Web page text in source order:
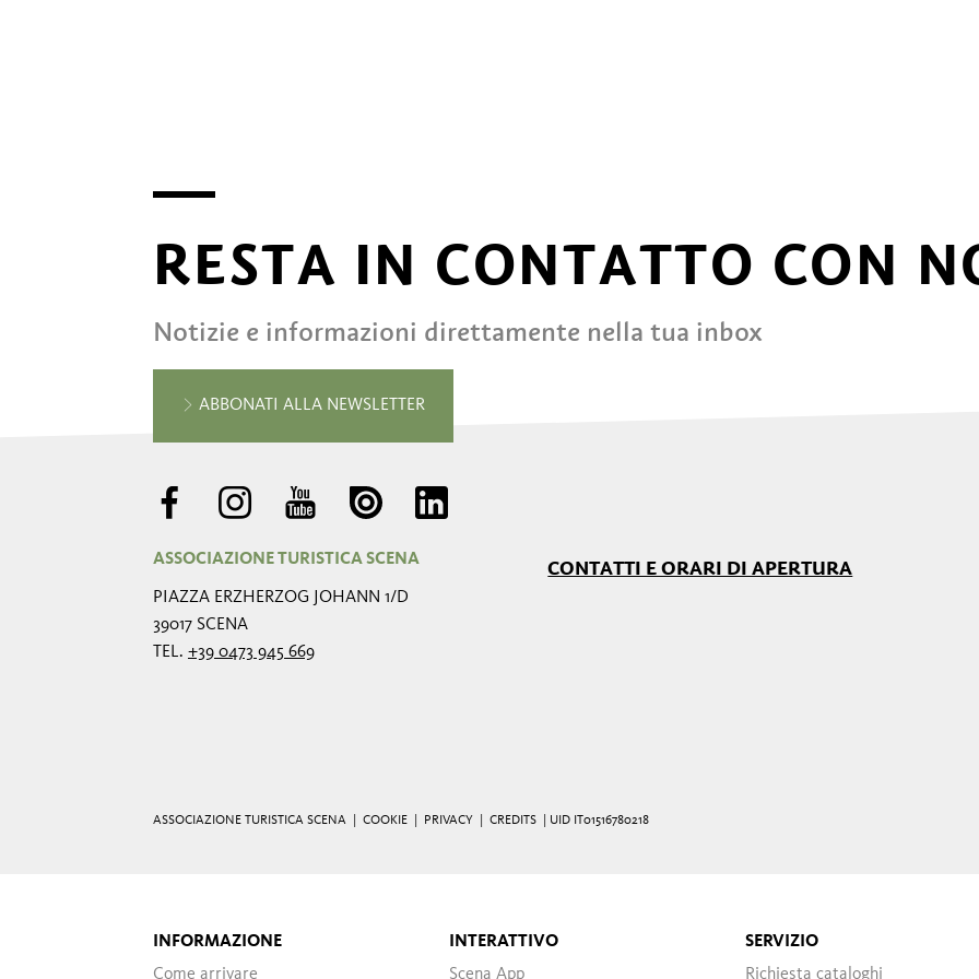
RESTA IN CONTATTO CON
Notizie e informazioni direttamente nella tua inbox
ABBONATI ALLA NEWSLETTER
ASSOCIAZIONE TURISTICA SCENA
PIAZZA ERZHERZOG JOHANN 1/D
39017 SCENA
TEL. +39 0473 945 669
CONTATTI E ORARI DI APERTURA
ASSOCIAZIONE TURISTICA SCENA | COOKIE PRIVACY CREDITS | UID IT01516780218
INFORMAZIONE
Come arrivare
INTERATTIVO
Scena App
SERVIZIO
Richiesta cataloghi